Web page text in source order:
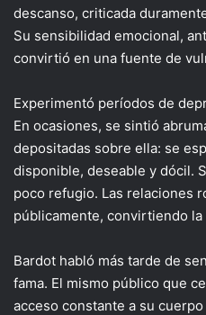
descanso, criticada
Su sensibilidad emocional,
convirtió en una fuente de
Experimentó períodos de
En ocasiones, se sintió
depositadas sobre ella: se
disponible, deseable y dócil.
poco refugio. Las relaciones
públicamente, convirtiendo
Bardot habló más tarde de
fama. El mismo público que
acceso constante a su